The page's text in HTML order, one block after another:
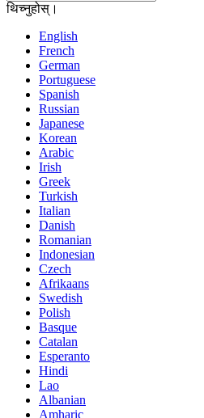
थिच्नुहोस्।
English
French
German
Portuguese
Spanish
Russian
Japanese
Korean
Arabic
Irish
Greek
Turkish
Italian
Danish
Romanian
Indonesian
Czech
Afrikaans
Swedish
Polish
Basque
Catalan
Esperanto
Hindi
Lao
Albanian
Amharic